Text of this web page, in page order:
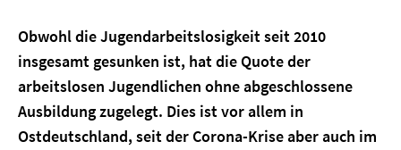
Obwohl die Jugendarbeitslosigkeit seit 2010
insgesamt gesunken ist, hat die Quote der
arbeitslosen Jugendlichen ohne abgeschlossene
Ausbildung zugelegt. Dies ist vor allem in
Ostdeutschland, seit der Corona-Krise aber auch im